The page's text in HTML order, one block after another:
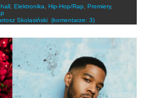
Elektronika Hip-Hop/Rap Premiery,
Skolasiński (komentarze: 3)